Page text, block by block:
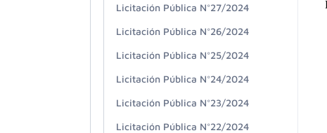
Licitación Pública N°27/2024
Licitación Pública N°26/2024
Licitación Pública N°25/2024
Licitación Pública N°24/2024
Licitación Pública N°23/2024
Licitación Pública N°22/2024